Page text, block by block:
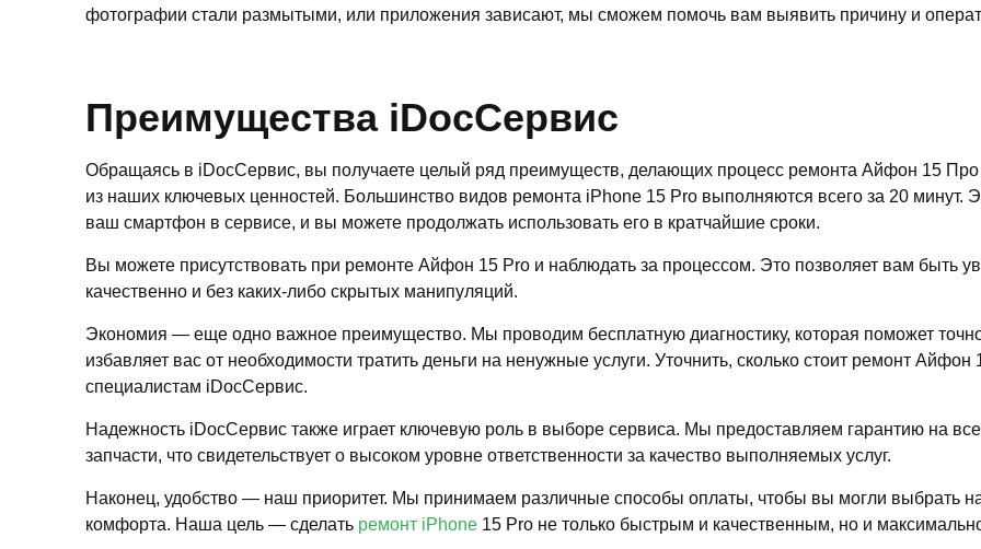
фотографии стали размытыми, или приложения зависают, мы сможем помочь вам выявить причину и
Преимущества iDocСервис
Обращаясь в iDocСервис, вы получаете целый ряд преимуществ, делающих процесс ремонта Айфон 15
из наших ключевых ценностей. Большинство видов ремонта iPhone 15 Pro выполняются всего за 20 минут.
ваш смартфон в сервисе, и вы можете продолжать использовать его в кратчайшие сроки.
Вы можете присутствовать при ремонте Айфон 15 Pro и наблюдать за процессом. Это позволяет вам быть
качественно и без каких-либо скрытых манипуляций.
Экономия — еще одно важное преимущество. Мы проводим бесплатную диагностику, которая поможет
избавляет вас от необходимости тратить деньги на ненужные услуги. Уточнить, сколько стоит ремонт
специалистам iDocСервис.
Надежность iDocСервис также играет ключевую роль в выборе сервиса. Мы предоставляем гарантию на
запчасти, что свидетельствует о высоком уровне ответственности за качество выполняемых услуг.
Наконец, удобство — наш приоритет. Мы принимаем различные способы оплаты, чтобы вы могли выбрать
комфорта. Наша цель — сделать ремонт iPhone 15 Pro не только быстрым и качественным, но и